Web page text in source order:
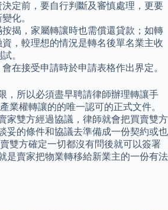
定前，要自行判斷及審慎處理，更要
化。
揭，家屬轉讓時也需償還貸款；如轉
，較理想的情況是轉名後單名業主收
。
在接受申請時於申請表格作出界定。
，所以必須盡早聘請律師辦理轉讓手
業權轉讓的的唯一認可的正式文件。
家雙方經過協議，律師就會把買賣雙方
妥的條件和協議去準備成一份契約或也
雙方確定一切都沒有問後就可以簽署
是賣家把物業轉移給新業主的一份有法